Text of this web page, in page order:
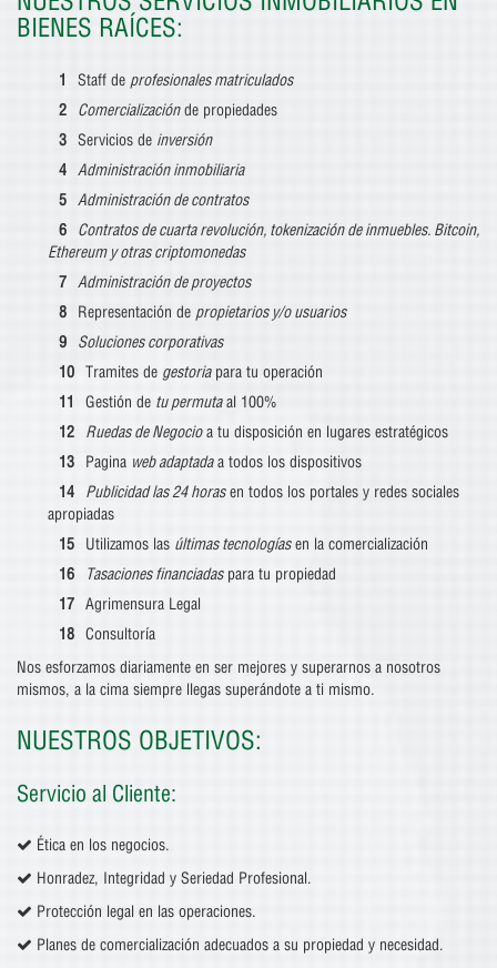
BIENES RAÍCES:
Staff de profesionales matriculados
Comercializaciónde propiedades
Servicios de inversión
Administración inmobiliaria
Administración de contratos
Contratos de cuarta revolución, tokenización de inmuebles. Bitcoin,
Ethereum y otras criptomonedas
Administración de proyectos
Representación de propietarios y/o usuarios
Soluciones corporativas
Tramites de gestoriapara tu operación
Gestión de tu permutaal 100%
Ruedas de Negocioa tu disposición en lugares estratégicos
Pagina web adaptadaa todos los dispositivos
Publicidad las 24 horasen todos los portales y redes sociales
apropiadas
Utilizamos las últimas tecnologíasen la comercialización
Tasaciones financiadaspara tu propiedad
Agrimensura Legal
Consultoría
Nos esforzamos diariamente en ser mejores y superarnos a nosotros
mismos, a la cima siempre llegas superándote a ti mismo.
NUESTROS OBJETIVOS:
Servicio al Cliente:
Ética en los negocios.
Honradez, Integridad y Seriedad Profesional.
Protección legal en las operaciones.
Planes de comercialización adecuados a su propiedad y necesidad.